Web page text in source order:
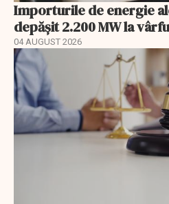
Importurile de energie
depășit 2.200 MW la
04 AUGUST 2026